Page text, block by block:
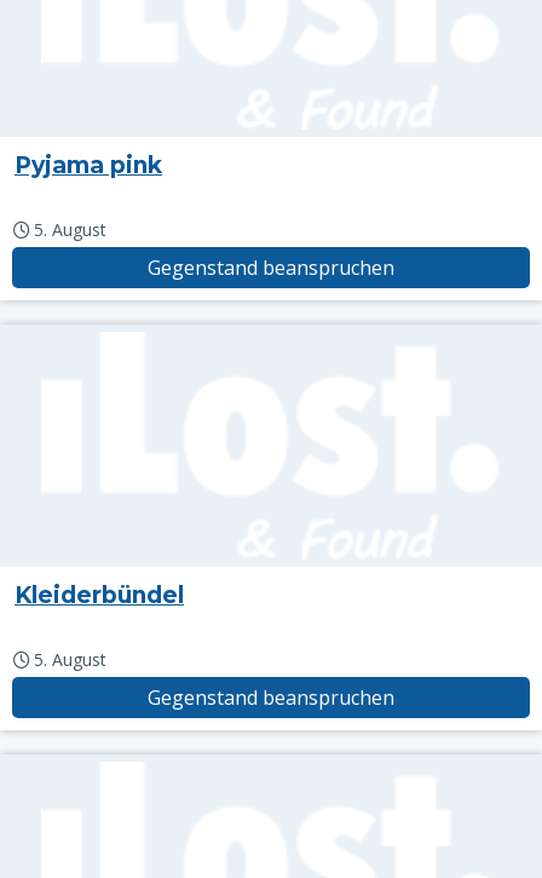
Pyjama pink
5. August
Gegenstand beanspruchen
Kleiderbündel
5. August
Gegenstand beanspruchen